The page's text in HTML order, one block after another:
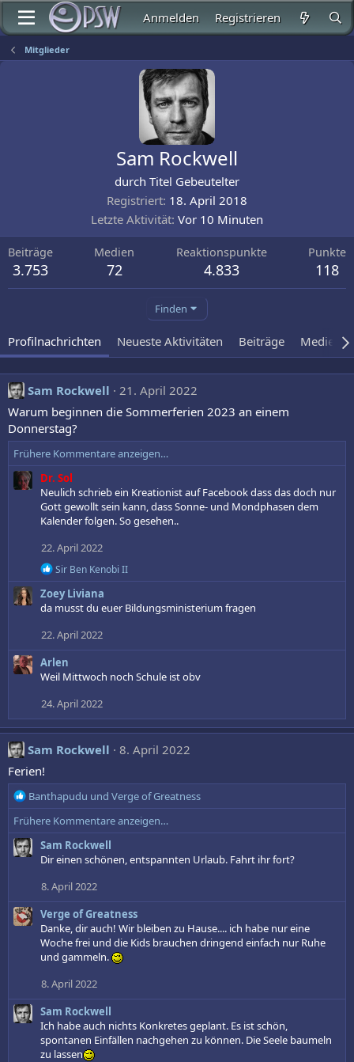
Anmelden Registrieren
Mitglieder
Sam Rockwell
durch Titel Gebeutelter
Registriert 18. April 2018
Letzte Aktivität Vor 10 Minuten
Beiträge
3.753
Medien
72
Reaktionspunkte
4.833
Punkte
118
Finden
Profilnachrichten Neueste Aktivitäten Beiträge Medien
Sam Rockwell
21. April 2022
Warum beginnen die Sommerferien 2023 an einem
Donnerstag?
Frühere Kommentare anzeigen…
Dr. Sol
Neulich schrieb ein Kreationist auf Facebook dass das doch nur
Gott gewollt sein kann, dass Sonne- und Mondphasen dem
Kalender folgen. So gesehen..
22. April 2022
R
e
a
k
e
n
Sir Ben Kenobi II
Zoey Liviana
da musst du euer Bildungsministerium fragen
22. April 2022
Arlen
Weil Mittwoch noch Schule ist obv
24. April 2022
Sam Rockwell
8. April 2022
Ferien!
R
e
a
k
t
e
n
Banthapudu und Verge of Greatness
Frühere Kommentare anzeigen…
Sam Rockwell
Dir einen schönen, entspannten Urlaub. Fahrt ihr fort?
8. April 2022
Verge of Greatness
Danke, dir auch! Wir bleiben zu Hause.... ich habe nur eine
Woche frei und die Kids brauchen dringend einfach nur Ruhe
und gammeln.
8. April 2022
Sam Rockwell
Ich habe auch nichts Konkretes geplant. Es ist schön,
spontanen Einfällen nachgehen zu können. Die Seele baumeln
zu lassen